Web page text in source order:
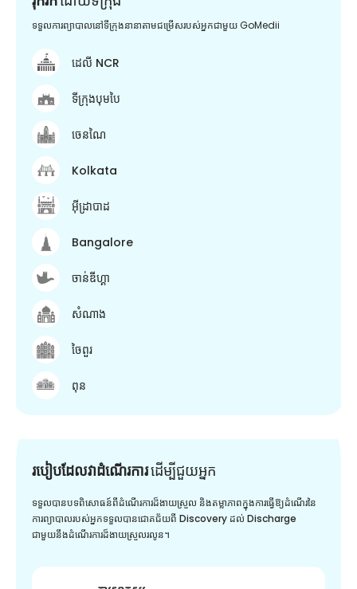
ទទួលការព្យាបាលនៅទីក្រុងនានាតាមជម្រើសរបស់អ្នកជាមួយ GoMedii
ដេលី NCR
ទីក្រុងបុមបៃ
ចេនណៃ
Kolkata
អ៊ីដ្រាបាដ
Bangalore
ចាន់ឌីហ្គា
សំណាង
ចៃពួរ
ពុន
របៀបដែលវាដំណើរការដើម្បី​ជួយ​អ្នក
ទទួលបានបទពិសោធន៍ពីដំណើរការដ៏ងាយស្រួល និងតម្លាភាពក្នុងការធ្វើឱ្យដំណើរនៃ
ការព្យាបាលរបស់អ្នកទទួលបានជោគជ័យពី Discovery ដល់ Discharge
ជាមួយនឹងដំណើរការដ៏ងាយស្រួលរលូន។